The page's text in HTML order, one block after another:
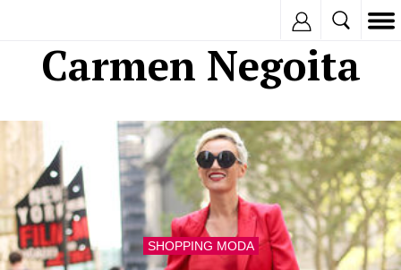
Carmen Negoita
SHOPPING MODA